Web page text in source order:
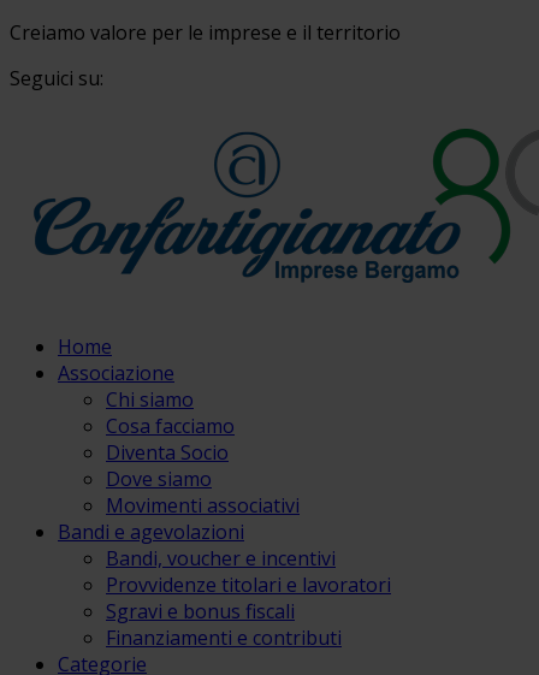
Creiamo valore per le imprese e il territorio
Seguici su:
Home
Associazione
Chi siamo
Cosa facciamo
Diventa Socio
Dove siamo
Movimenti associativi
Bandi e agevolazioni
Bandi, voucher e incentivi
Provvidenze titolari e lavoratori
Sgravi e bonus fiscali
Finanziamenti e contributi
Categorie